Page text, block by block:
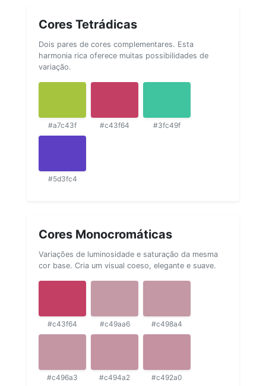
Cores Tetrádicas
Dois pares de cores complementares. Esta
harmonia rica oferece muitas possibilidades de
variação.
#a7c43f #c43f64 #3fc49f
#5d3fc4
Cores Monocromáticas
Variações de luminosidade e saturação da mesma
cor base. Cria um visual coeso, elegante e suave.
#c43f64 #c49aa6 #c498a4
#c496a3 #c494a2 #c492a0